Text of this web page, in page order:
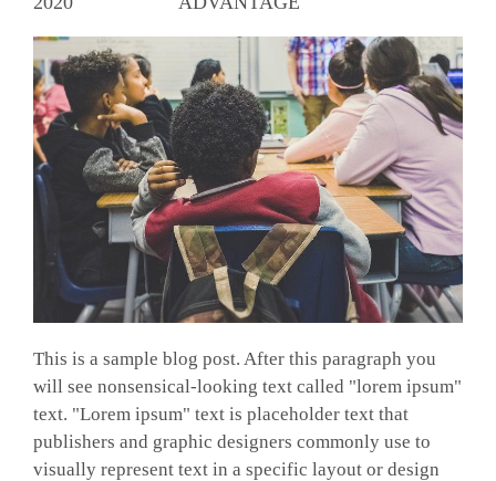
This is a sample blog post. After this paragraph you
will see nonsensical-looking text called "lorem ipsum"
text. "Lorem ipsum" text is placeholder text that
publishers and graphic designers commonly use to
visually represent text in a specific layout or design